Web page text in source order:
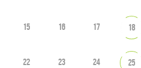
15 16 17 18
22 23 24 25